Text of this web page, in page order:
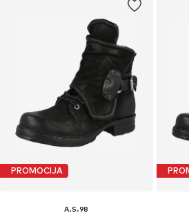
PROMOCIJA
A.S.98